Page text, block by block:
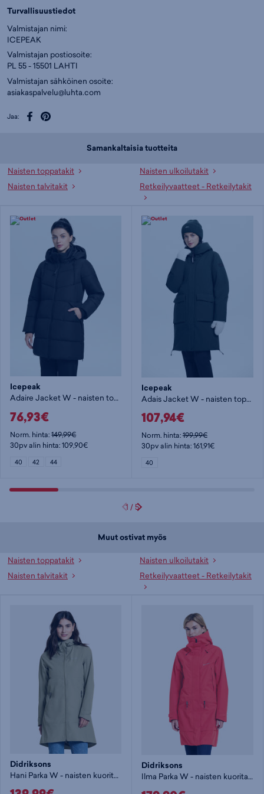
Turvallisuustiedot
Valmistajan nimi:
ICEPEAK
Valmistajan postiosoite:
PL 55 - 15501 LAHTI
Valmistajan sähköinen osoite:
asiakaspalvelu@luhta.com
Jaa:
Samankaltaisia tuotteita
Naisten toppatakit
Naisten ulkoilutakit
Naisten talvitakit
Retkeilyvaatteet - Retkeilytakit
Icepeak
Adaire Jacket W - naisten toppatakki
76,93€
Norm. hinta:149,99€
30pv alin hinta: 109,90€
40 42 44
Icepeak
Adais Jacket W - naisten toppatakki
107,94€
Norm. hinta:199,99€
30pv alin hinta: 161,91€
40
1 /5
Muut ostivat myös
Naisten toppatakit
Naisten ulkoilutakit
Naisten talvitakit
Retkeilyvaatteet - Retkeilytakit
Didriksons
Hani Parka W - naisten kuoritakki
Didriksons
Ilma Parka W - naisten kuoritakki